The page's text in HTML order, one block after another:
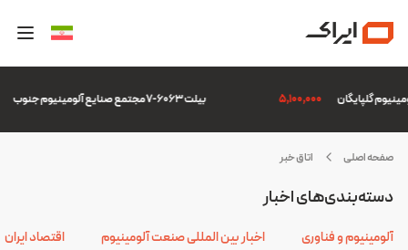
بیلت 6063-7 مجتمع صنایع آلومینیوم جنوب 5,100,000
صفحه اصلی اتاق خبر
تاجیکستان
دسته‌بندی‌های اخبار
آلومینیوم و فناوری اخبار بین المللی صنعت آلومینیوم اقتصاد ایران